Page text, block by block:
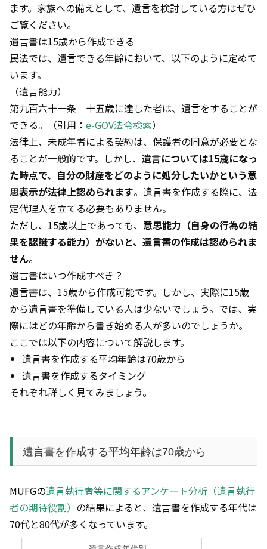
ます。家族への備えとして、遺言を検討している方はぜひ
ご覧ください。
遺言書は15歳から作成できる
民法では、遺言できる年齢において、以下のように定めて
います。
（遺言能力）
第九百六十一条 十五歳に達した者は、遺言をすることが
できる。（引用： e-GOV法令検索）
法律上、未成年者による契約は、保護者の同意が必要とな
ることが一般的です。しかし、 遺言については15歳になっ
た時点で、自分の財産をどのように処分したいかという意
思表示が法律上認められます。遺言書を作成する際に、法
定代理人を立てる必要もありません。
ただし、15歳以上であっても、 意思能力（自身の行為の結
果を認識する能力）がないと、遺言書の作成は認められま
せん。
遺言書はいつ作成すべき？
遺言書は、15歳から作成可能です。しかし、実際に15歳
から遺言書を準備している人は少ないでしょう。では、実
際にはどの年齢から書き始める人が多いのでしょうか。
ここでは以下の内容について解説します。
遺言書を作成する平均年齢は70歳から
遺言書を作成するタイミング
それぞれ詳しく見てみましょう。
遺言書を作成する平均年齢は70歳から
MUFGの遺言執行者等に関するアンケート分析（遺言執行
者の期待役割） の結果によると、遺言書を作成する年代は
70代と80代が多くなっています。